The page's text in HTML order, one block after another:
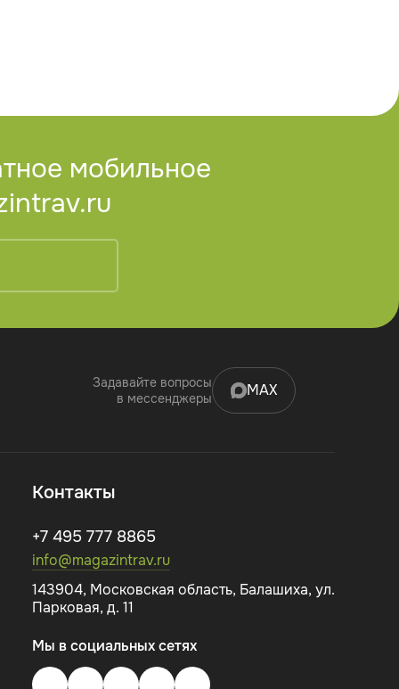
мобильное
Задавайте вопросы
в мессенджеры
MAX
Контакты
+7 495 777 8865
info@magazintrav.ru
143904, Московская область, Балашиха, ул.
Парковая, д. 11
Мы в социальных сетях